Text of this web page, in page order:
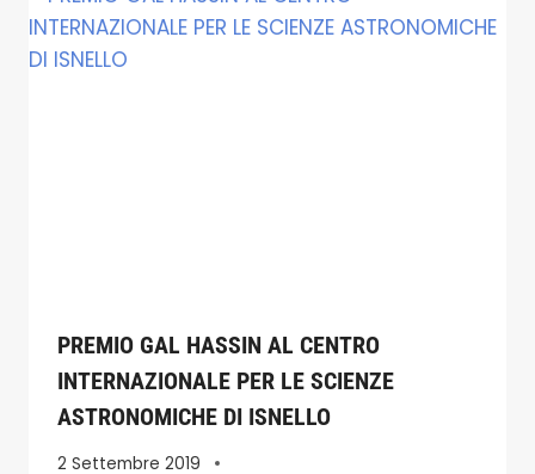
PREMIO GAL HASSIN AL CENTRO
INTERNAZIONALE PER LE SCIENZE
ASTRONOMICHE DI ISNELLO
2 Settembre 2019